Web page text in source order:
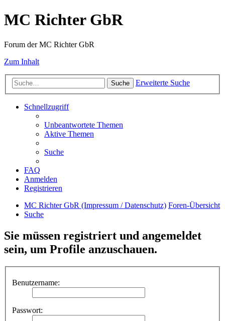
MC Richter GbR
Forum der MC Richter GbR
Zum Inhalt
Suche Erweiterte Suche
Schnellzugriff
Unbeantwortete Themen
Aktive Themen
Suche
FAQ
Anmelden
Registrieren
MC Richter GbR (Impressum / Datenschutz) Foren-Übersicht
Suche
Sie müssen registriert und angemeldet
sein, um Profile anzuschauen.
Benutzername:
Passwort: